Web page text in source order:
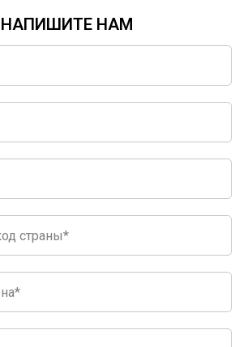
НАПИШИТЕ НАМ